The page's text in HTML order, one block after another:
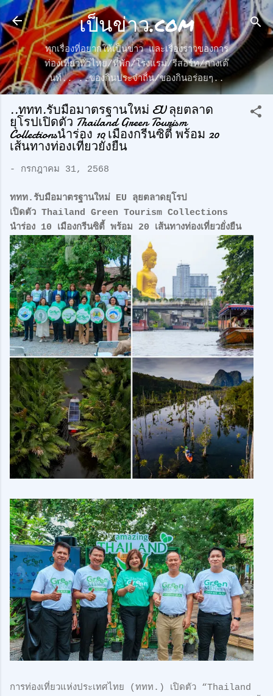
ข้ามไปที่เนื้อหาหลัก
เป็นข่าว.com
ทุกเรื่องที่อยากให้เป็นข่าว และเรื่องราวของการ
ท่องเที่ยวทั่วไทย/ที่พัก/โรงแรม/รีสอร์ท/กางเต๊
นท์.. ..ของกินประจำถื่น/ของกินอร่อยๆ..
..ททท.รับมือมาตรฐานใหม่ EU ลุยตลาด
ยุโรปเปิดตัว Thailand Green Tourism
Collectionsนำร่อง 10 เมืองกรีนซิตี้ พร้อม 20
เส้นทางท่องเที่ยวยั่งยืน
- กรกฎาคม 31, 2568
ททท.รับมือมาตรฐานใหม่ EU ลุยตลาดยุโรป
เปิดตัว Thailand Green Tourism Collections
นำร่อง 10 เมืองกรีนซิตี้ พร้อม 20 เส้นทางท่องเที่ยวยั่งยืน
การท่องเที่ยวแห่งประเทศไทย (ททท.) เปิดตัว “Thailand